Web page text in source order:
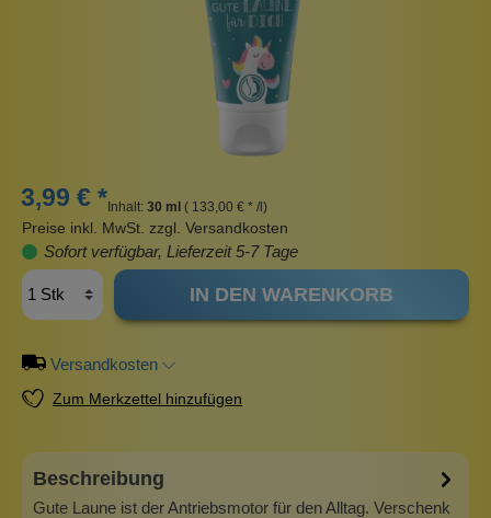
3,99 € * Inhalt: 30 ml ( 133,00 € * /l)
Preise inkl. MwSt. zzgl. Versandkosten
Sofort verfügbar, Lieferzeit 5-7 Tage
IN DEN WARENKORB
Versandkosten
Zum Merkzettel hinzufügen
Beschreibung
Gute Laune ist der Antriebsmotor für den Alltag. Verschenk